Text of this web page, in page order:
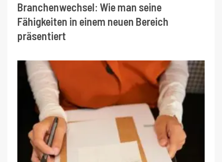
Branchenwechsel: Wie man seine
Fähigkeiten in einem neuen Bereich
präsentiert